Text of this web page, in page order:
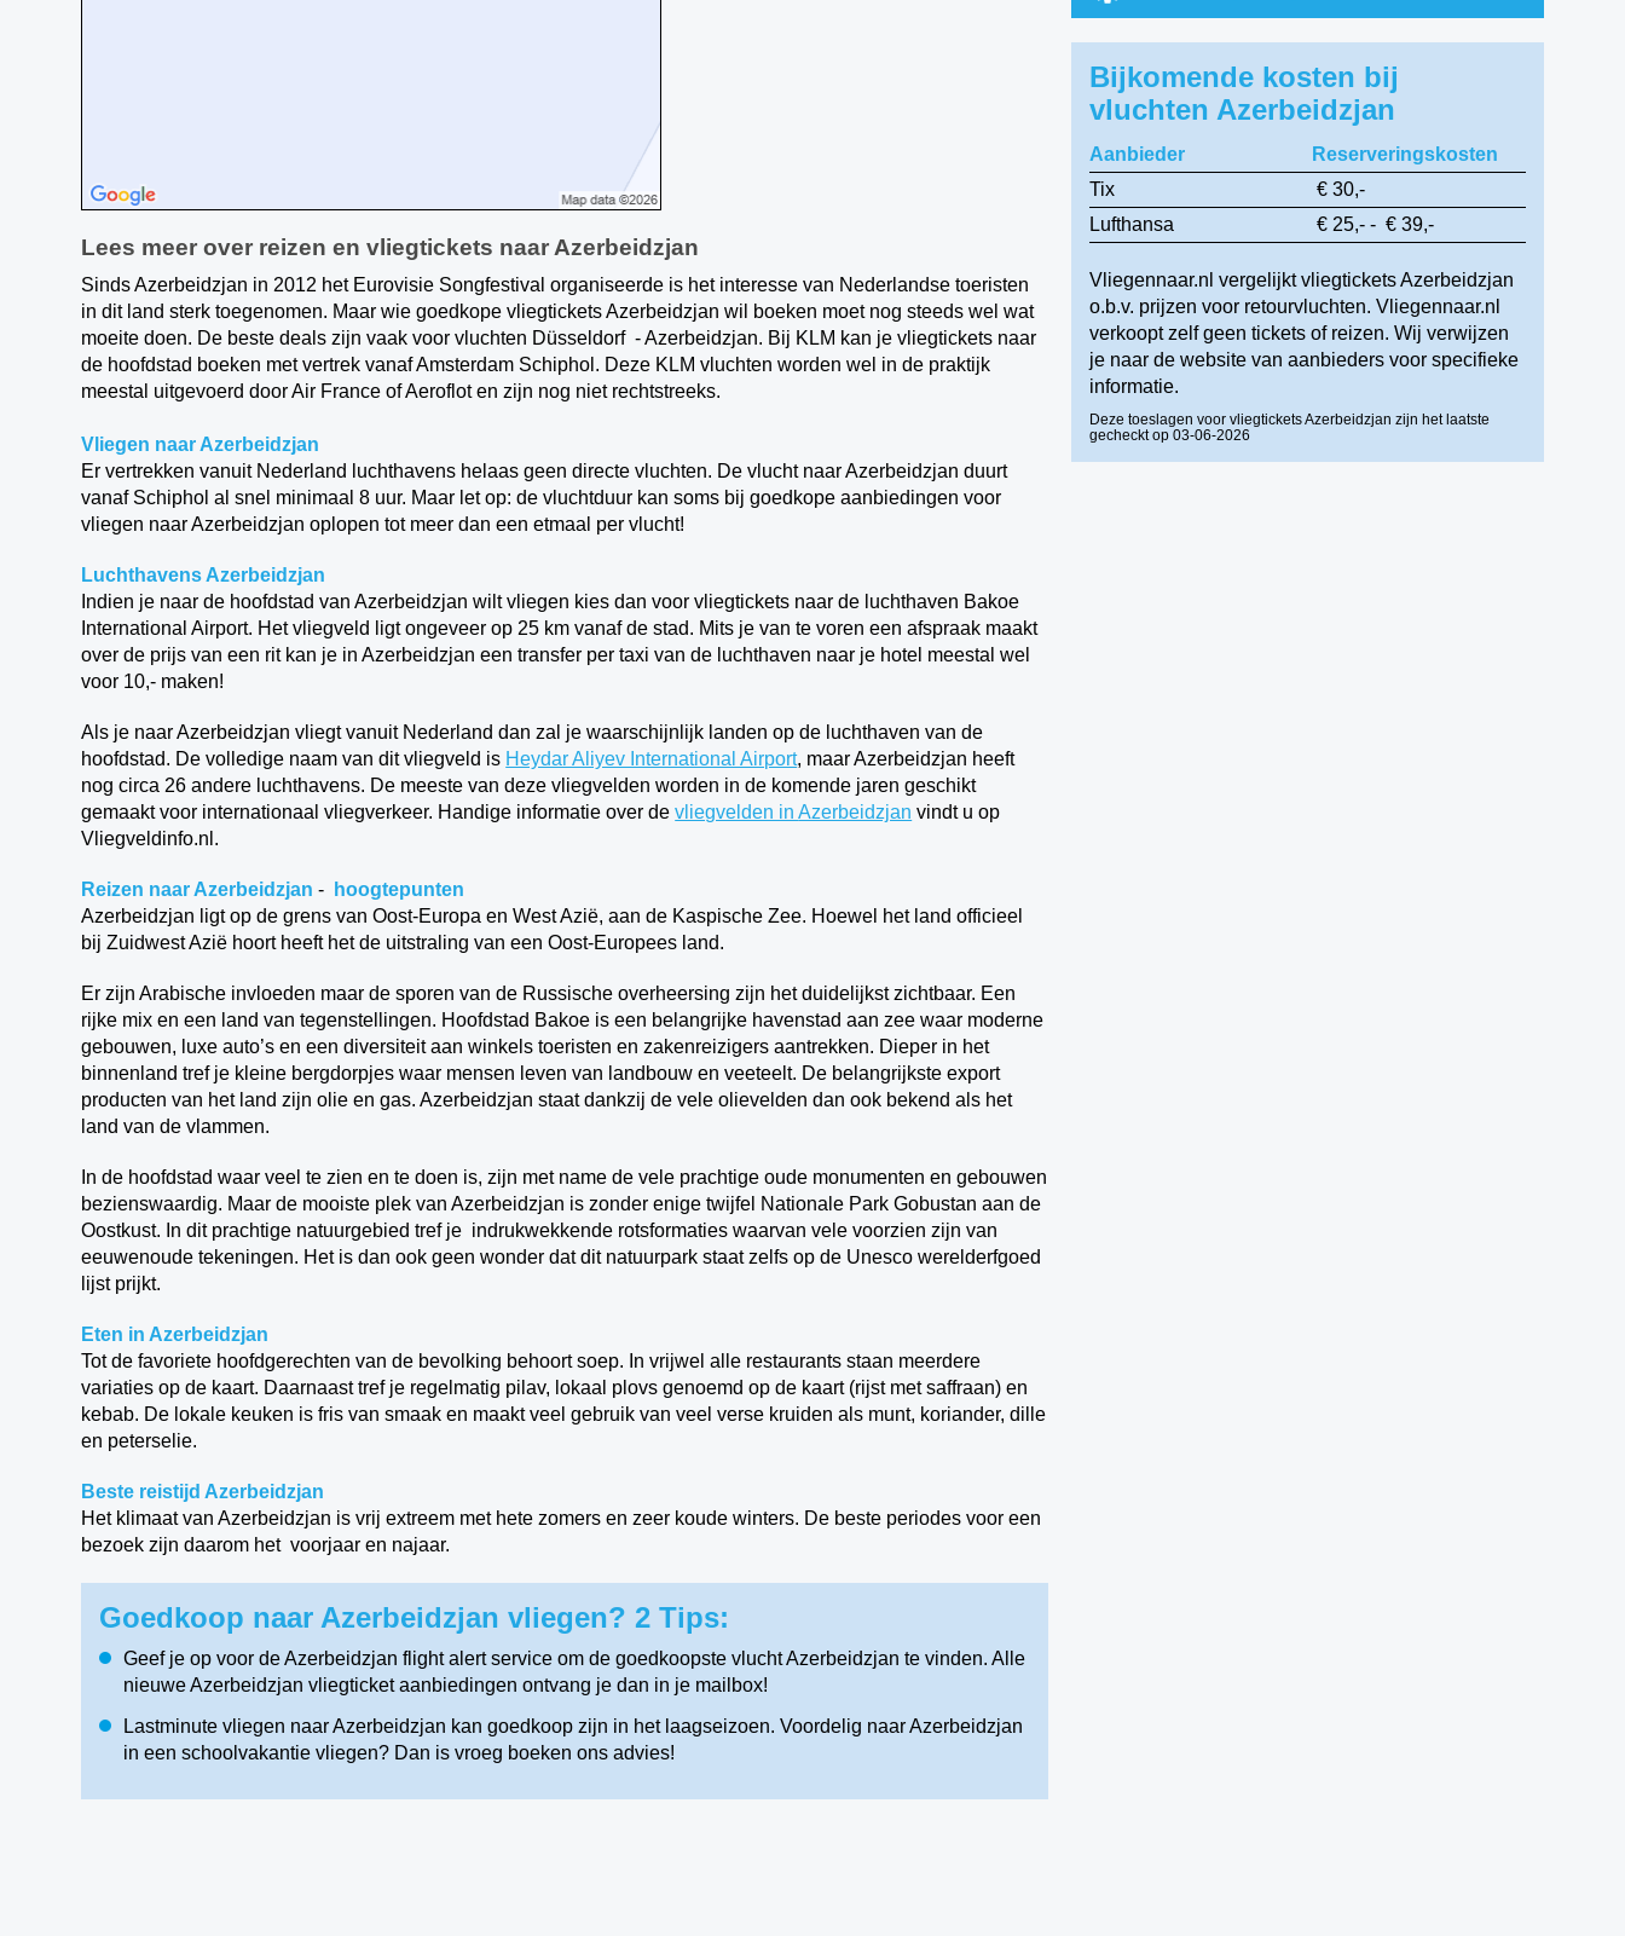
Lees meer over reizen en vliegtickets naar Azerbeidzjan
Sinds Azerbeidzjan in 2012 het Eurovisie Songfestival organiseerde is het interesse van Nederlandse toeristen
in dit land sterk toegenomen. Maar wie goedkope vliegtickets Azerbeidzjan wil boeken moet nog steeds wel wat
moeite doen. De beste deals zijn vaak voor vluchten Düsseldorf - Azerbeidzjan. Bij KLM kan je vliegtickets naar
de hoofdstad boeken met vertrek vanaf Amsterdam Schiphol. Deze KLM vluchten worden wel in de praktijk
meestal uitgevoerd door Air France of Aeroflot en zijn nog niet rechtstreeks.
Vliegen naar Azerbeidzjan
Er vertrekken vanuit Nederland luchthavens helaas geen directe vluchten. De vlucht naar Azerbeidzjan duurt
vanaf Schiphol al snel minimaal 8 uur. Maar let op: de vluchtduur kan soms bij goedkope aanbiedingen voor
vliegen naar Azerbeidzjan oplopen tot meer dan een etmaal per vlucht!
Luchthavens Azerbeidzjan
Indien je naar de hoofdstad van Azerbeidzjan wilt vliegen kies dan voor vliegtickets naar de luchthaven Bakoe
International Airport. Het vliegveld ligt ongeveer op 25 km vanaf de stad. Mits je van te voren een afspraak maakt
over de prijs van een rit kan je in Azerbeidzjan een transfer per taxi van de luchthaven naar je hotel meestal wel
voor 10,- maken!
Als je naar Azerbeidzjan vliegt vanuit Nederland dan zal je waarschijnlijk landen op de luchthaven van de
hoofdstad. De volledige naam van dit vliegveld is Heydar Aliyev International Airport, maar Azerbeidzjan heeft
nog circa 26 andere luchthavens. De meeste van deze vliegvelden worden in de komende jaren geschikt
gemaakt voor internationaal vliegverkeer. Handige informatie over devliegvelden inAzerbeidzjan vindt u op
Vliegveldinfo.nl.
Reizen naar Azerbeidzjan -
hoogtepunten
Azerbeidzjan ligt op de grens van Oost-Europa en West Azië, aan de Kaspische Zee. Hoewel het land officieel
bij Zuidwest Azië hoort heeft het de uitstraling van een Oost-Europees land.
Er zijn Arabische invloeden maar de sporen van de Russische overheersing zijn het duidelijkst zichtbaar. Een
rijke mix en een land van tegenstellingen. Hoofdstad Bakoe is een belangrijke havenstad aan zee waar moderne
gebouwen, luxe auto’s en een diversiteit aan winkels toeristen en zakenreizigers aantrekken. Dieper in het
binnenland tref je kleine bergdorpjes waar mensen leven van landbouw en veeteelt. De belangrijkste export
producten van het land zijn olie en gas. Azerbeidzjan staat dankzij de vele olievelden dan ook bekend als het
land van de vlammen.
In de hoofdstad waar veel te zien en te doen is, zijn met name de vele prachtige oude monumenten en gebouwen
bezienswaardig. Maar de mooiste plek van Azerbeidzjan is zonder enige twijfel Nationale Park Gobustan aan de
Oostkust. In dit prachtige natuurgebied tref je indrukwekkende rotsformaties waarvan vele voorzien zijn van
eeuwenoude tekeningen. Het is dan ook geen wonder dat dit natuurpark staat zelfs op de Unesco werelderfgoed
lijst prijkt.
Eten in Azerbeidzjan
Tot de favoriete hoofdgerechten van de bevolking behoort soep. In vrijwel alle restaurants staan meerdere
variaties op de kaart. Daarnaast tref je regelmatig pilav, lokaal plovs genoemd op de kaart (rijst met saffraan) en
kebab. De lokale keuken is fris van smaak en maakt veel gebruik van veel verse kruiden als munt, koriander, dille
en peterselie.
Beste reistijd Azerbeidzjan
Het klimaat van Azerbeidzjan is vrij extreem met hete zomers en zeer koude winters. De beste periodes voor een
bezoek zijn daarom het voorjaar en najaar.
Goedkoop naar Azerbeidzjan vliegen? 2 Tips:
Geef je op voor de Azerbeidzjan flight alert service om de goedkoopste vlucht Azerbeidzjan te vinden. Alle
nieuwe Azerbeidzjan vliegticket aanbiedingen ontvang je dan in je mailbox!
Lastminute vliegen naar Azerbeidzjan kan goedkoop zijn in het laagseizoen. Voordelig naar Azerbeidzjan
in een schoolvakantie vliegen? Dan is vroeg boeken ons advies!
Bijkomende kosten bij
vluchten Azerbeidzjan
Aanbieder
Reserveringskosten
Tix
€ 30,-
Lufthansa
€ 25,- - € 39,-
Vliegennaar.nl vergelijkt vliegtickets Azerbeidzjan
o.b.v. prijzen voor retourvluchten. Vliegennaar.nl
verkoopt zelf geen tickets of reizen. Wij verwijzen
je naar de website van aanbieders voor specifieke
informatie.
Deze toeslagen voor vliegtickets Azerbeidzjan zijn het laatste
gecheckt op 03-06-2026